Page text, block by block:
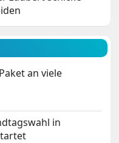
an viele
in